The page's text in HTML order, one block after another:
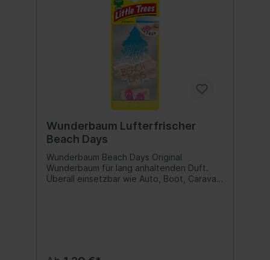
Wunderbaum Lufterfrischer
Beach Days
Wunderbaum Beach Days Original
Wunderbaum für lang anhaltenden Duft.
Überall einsetzbar wie Auto, Boot, Caravan